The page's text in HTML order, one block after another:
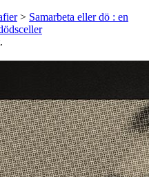
> Samarbeta eller dö : en